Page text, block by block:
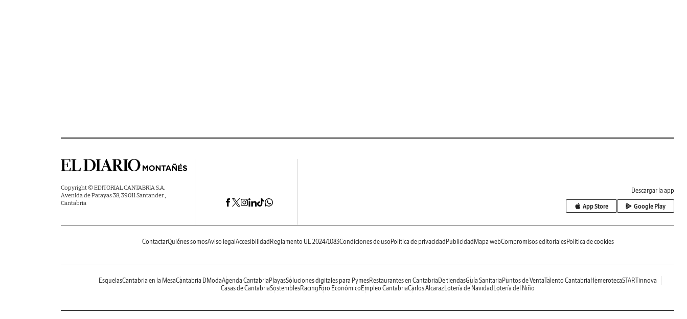
Copyright © EDITORIAL CANTABRIA S.A.
Avenida de Parayas 38, 39011 Santander ,
Cantabria
Descargar la app
App Store Google Play
ContactarQuiénes somosAviso legal Accesibilidad Reglamento UE 2024/1083Condiciones de uso Política de privacidad Publicidad Mapa webCompromisos editorialesPolítica de cookies
EsquelasCantabria en la MesaCantabria DModaAgenda Cantabria PlayasSoluciones digitales para PymesRestaurantes en Cantabria De tiendasGuía Sanitaria Puntos de VentaTalento Cantabria HemerotecaSTARTinnova
Casas de CantabriaSosteniblesRacing Foro Económico Empleo CantabriaCarlos AlcarazLotería de Navidad Lotería del Niño